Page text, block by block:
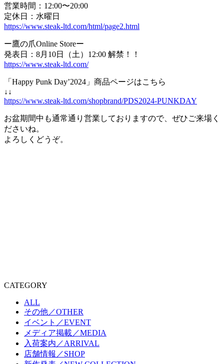
営業時間：12:00〜20:00
定休日：水曜日
https://www.steak-ltd.com/html/page2.html
ー鷹の爪Online Storeー
発表日：8月10日（土）12:00 解禁！！
https://www.steak-ltd.com/
「Happy Punk Day’2024」商品ページはこちら
↓↓
https://www.steak-ltd.com/shopbrand/PDS2024-PUNKDAY
お盆期間中も通常通り営業しておりますので、ぜひご来場く
ださいね。
よろしくどうぞ。
CATEGORY
ALL
その他／OTHER
イベント／EVENT
メディア掲載／MEDIA
入荷案内／ARRIVAL
店舗情報／SHOP